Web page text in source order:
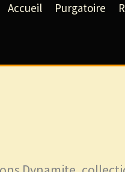
Accueil Purgatoire